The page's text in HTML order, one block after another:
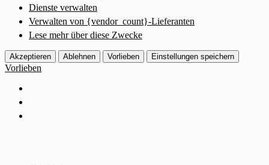
Dienste verwalten
Verwalten von {vendor_count}-Lieferanten
Lese mehr über diese Zwecke
Akzeptieren Ablehnen Vorlieben Einstellungen speichern
Vorlieben